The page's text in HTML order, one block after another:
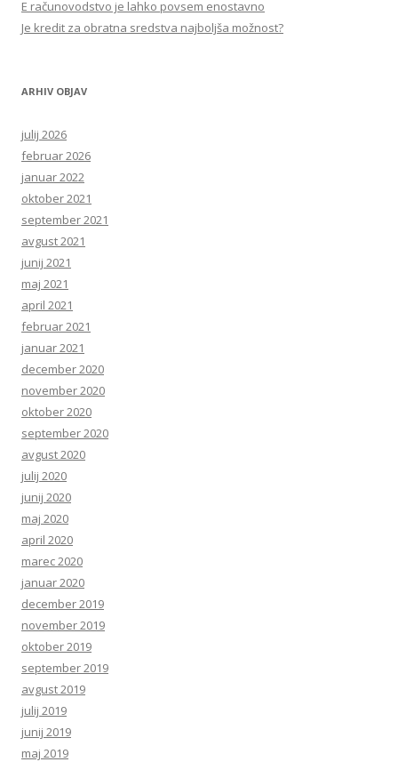
E računovodstvo je lahko povsem enostavno
Je kredit za obratna sredstva najboljša možnost?
ARHIV OBJAV
julij 2026
februar 2026
januar 2022
oktober 2021
september 2021
avgust 2021
junij 2021
maj 2021
april 2021
februar 2021
januar 2021
december 2020
november 2020
oktober 2020
september 2020
avgust 2020
julij 2020
junij 2020
maj 2020
april 2020
marec 2020
januar 2020
december 2019
november 2019
oktober 2019
september 2019
avgust 2019
julij 2019
junij 2019
maj 2019